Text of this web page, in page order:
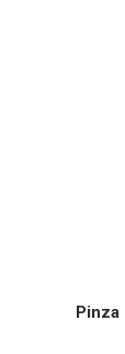
Pinza